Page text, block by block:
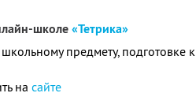
школе«Тетрика»
предмету, подготовке к
на сайте